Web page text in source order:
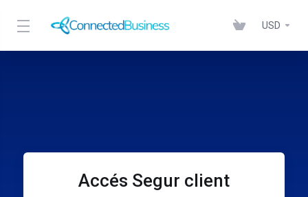
USD
Accés Segur client